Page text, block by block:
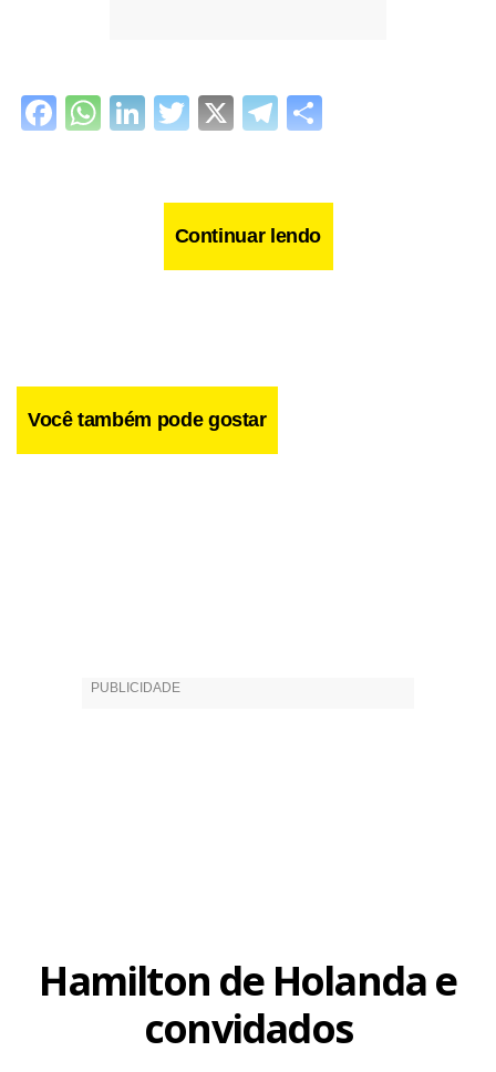
Facebook
WhatsApp
LinkedIn
Twitter
X Telegram
Continuar lendo
Você também pode gostar
Hamilton de Holanda e
convidados